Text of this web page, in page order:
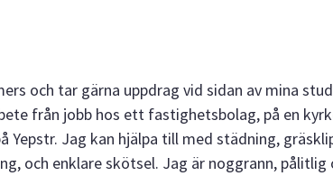
och tar gärna uppdrag vid sidan av mina
från jobb hos ett fastighetsbolag, på en
Yepstr. Jag kan hjälpa till med städning,
och enklare skötsel. Jag är noggrann, pålitlig